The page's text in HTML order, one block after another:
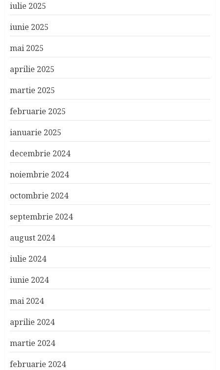
iulie 2025
iunie 2025
mai 2025
aprilie 2025
martie 2025
februarie 2025
ianuarie 2025
decembrie 2024
noiembrie 2024
octombrie 2024
septembrie 2024
august 2024
iulie 2024
iunie 2024
mai 2024
aprilie 2024
martie 2024
februarie 2024